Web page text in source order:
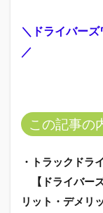
＼ドライバー
／
この記事の
・トラックドラ
【ドライバー
リット・デメリ